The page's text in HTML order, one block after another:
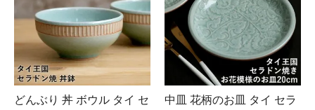
どんぶり 丼 ボウル タイ セ
中皿 花柄のお皿 タイ セラ